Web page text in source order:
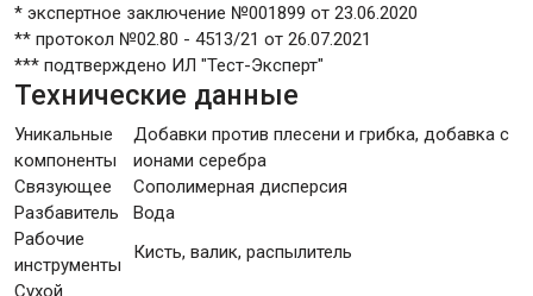
* экспертное заключение №001899 от 23.06.2020
** протокол №02.80 - 4513/21 от 26.07.2021
*** подтверждено ИЛ "Тест-Эксперт"
Технические данные
Уникальные
компоненты
Добавки против плесени и грибка, добавка с
ионами серебра
Связующее
Сополимерная дисперсия
Разбавитель
Вода
Рабочие
инструменты
Кисть, валик, распылитель
Сухой